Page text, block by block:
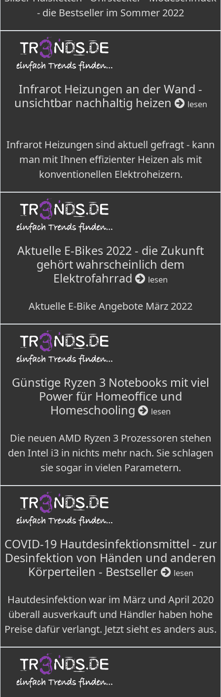
- die Bestseller im Sommer 2022
Infrarot Heizungen an der Wand -
unsichtbar nachhaltig heizen
lesen
Infrarot Heizungen sind aktuell gefragt - kann
man mit Ihnen effizienter Heizen als mit
konventionellen Elektroheizern.
Aktuelle E-Bikes 2022 - die Zukunft
gehört wahrscheinlich dem
Elektrofahrrad
lesen
Aktuelle E-Bike Angebote März 2022
Günstige Ryzen 3 Notebooks mit viel
Power für Homeoffice und
Homeschooling
lesen
Die neuen AMD Ryzen 3 Prozessoren stehen
den Intel i3 in nichts mehr nach. Sie schlagen
sie sogar in vielen Parametern.
COVID-19 Hautdesinfektionsmittel - zur
Desinfektion von Händen und anderen
Körperteilen - Bestseller
lesen
Hautdesinfektion war im März und April 2020
überall ausverkauft und Händler haben hohe
Preise dafür verlangt. Jetzt sieht es anders aus.